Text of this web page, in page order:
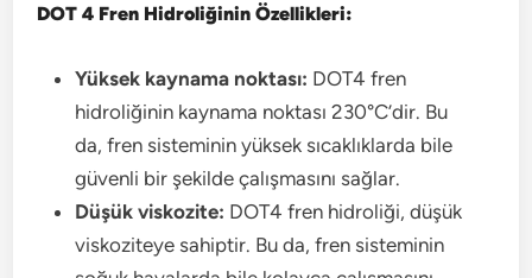
DOT 4 Fren Hidroliğinin Özellikleri:
Yüksek kaynama noktası: DOT4 fren
hidroliğinin kaynama noktası 230°C’dir. Bu
da, fren sisteminin yüksek sıcaklıklarda bile
güvenli bir şekilde çalışmasını sağlar.
Düşük viskozite: DOT4 fren hidroliği, düşük
viskoziteye sahiptir. Bu da, fren sisteminin